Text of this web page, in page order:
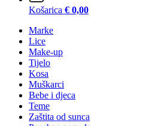
Košarica € 0,00
Marke
Lice
Make-up
Tijelo
Kosa
Muškarci
Bebe i djeca
Teme
Zaštita od sunca